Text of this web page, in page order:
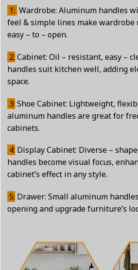
1: Wardrobe: Aluminum handles
feel & simple lines make wardrobe
easy – to – open.
2: Cabinet: Oil – resistant, easy –
handles suit kitchen well, adding
space.
3: Shoe Cabinet: Lightweight,
aluminum handles are great for
cabinets.
4: Display Cabinet: Diverse –
handles become visual focus,
cabinet’s effect in any style.
5: Drawer: Small aluminum
opening and upgrade furniture’s